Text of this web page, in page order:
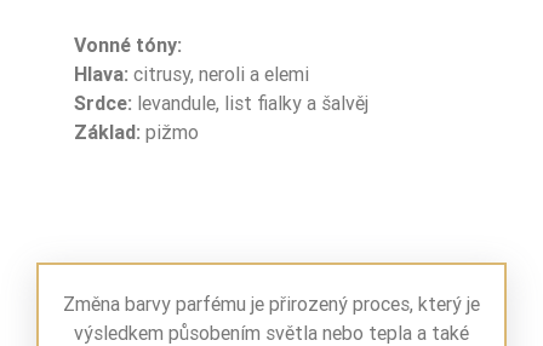
Vonné tóny:
Hlava: citrusy, neroli a elemi
Srdce: levandule, list fialky a šalvěj
Základ: pižmo
Nuty Głowy
Nuty Głowy elemi
Nuty Serca
Nuty Bazy piżmo
Změna barvy parfému je přirozený proces, který je
výsledkem působením světla nebo tepla a také